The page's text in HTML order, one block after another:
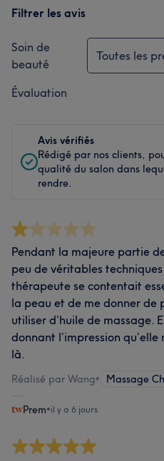
Filtrer les avis
Soin de
beauté
Toutes les
Évaluation
Avis vérifiés
Rédigé par nos clients,
qualité du salon dans
rendre.
Pendant la majeure partie
peu de véritables
thérapeute se contentait
la peau et de me donner de
utiliser d’huile de massage.
donnant l’impression
là.
Réalisé par Wang• Massage
Prem•il y a 6 jours